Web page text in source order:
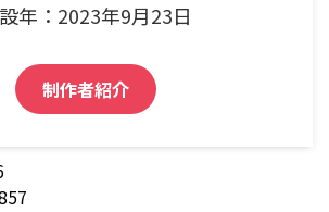
年：2023年9月23日
制作者紹介